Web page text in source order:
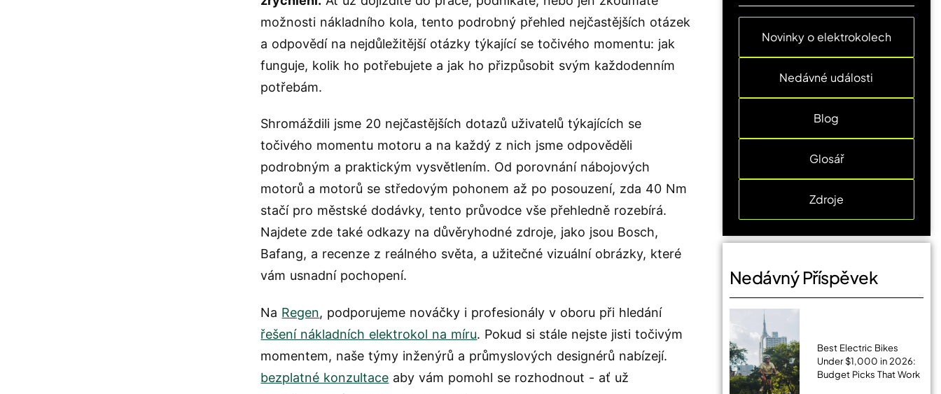
možnosti nákladního kola, tento podrobný přehled nejčastějších otázek
a odpovědí na nejdůležitější otázky týkající se točivého momentu: jak
funguje, kolik ho potřebujete a jak ho přizpůsobit svým každodenním
potřebám.
Shromáždili jsme 20 nejčastějších dotazů uživatelů týkajících se
točivého momentu motoru a na každý z nich jsme odpověděli
podrobným a praktickým vysvětlením. Od porovnání nábojových
motorů a motorů se středovým pohonem až po posouzení, zda 40 Nm
stačí pro městské dodávky, tento průvodce vše přehledně rozebírá.
Najdete zde také odkazy na důvěryhodné zdroje, jako jsou Bosch,
Bafang, a recenze z reálného světa, a užitečné vizuální obrázky, které
vám usnadní pochopení.
Na Regen, podporujeme nováčky i profesionály v oboru při hledání
řešení nákladních elektrokol na míru. Pokud si stále nejste jisti točivým
momentem, naše týmy inženýrů a průmyslových designérů nabízejí.
bezplatné konzultace aby vám pomohl se rozhodnout - ať už
Novinky o elektrokolech
Nedávné události
Blog
Glosář
Zdroje
Nedávný Příspěvek
Best Electric Bikes
Under $1,000 in 2026:
Budget Picks That Work